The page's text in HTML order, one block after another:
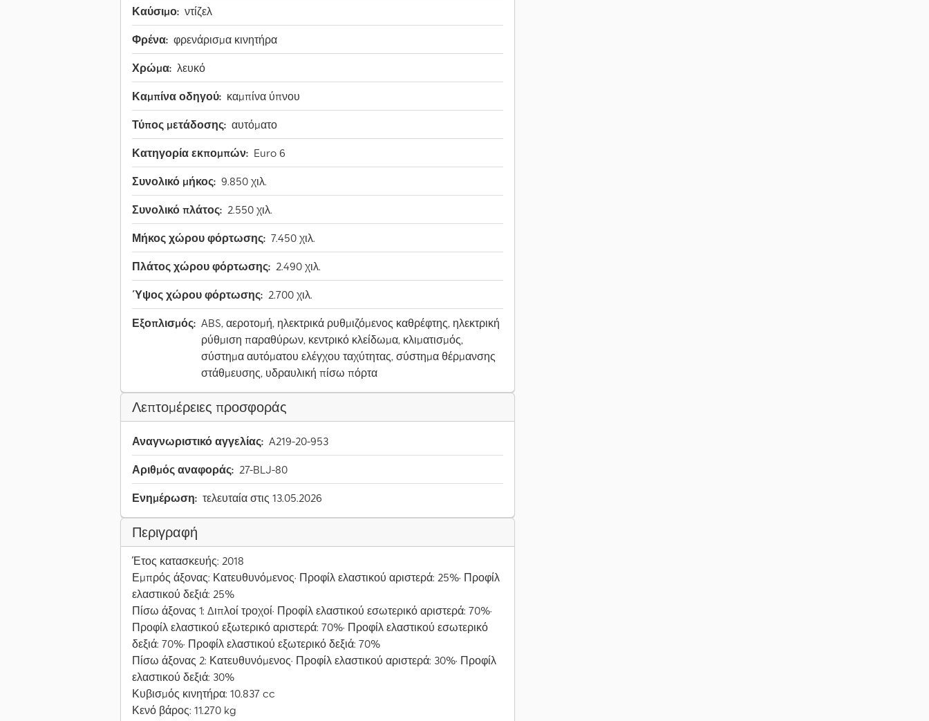
Καύσιμο: ντίζελ
Φρένα: φρενάρισμα κινητήρα
Χρώμα: λευκό
Καμπίνα οδηγού: καμπίνα ύπνου
Τύπος μετάδοσης: αυτόματο
Κατηγορία εκπομπών: Euro 6
Συνολικό μήκος: 9.850 χιλ.
Συνολικό πλάτος: 2.550 χιλ.
Μήκος χώρου φόρτωσης: 7.450 χιλ.
Πλάτος χώρου φόρτωσης: 2.490 χιλ.
Ύψος χώρου φόρτωσης: 2.700 χιλ.
Εξοπλισμός: ABS, αεροτομή, ηλεκτρικά ρυθμιζόμενος καθρέφτης, ηλεκτρική
ρύθμιση παραθύρων, κεντρικό κλείδωμα, κλιματισμός,
σύστημα αυτόματου ελέγχου ταχύτητας, σύστημα θέρμανσης
στάθμευσης, υδραυλική πίσω πόρτα
Λεπτομέρειες προσφοράς
Αναγνωριστικό αγγελίας: A219-20-953
Αριθμός αναφοράς: 27-BLJ-80
Ενημέρωση: τελευταία στις 13.05.2026
Περιγραφή
Έτος κατασκευής: 2018
Εμπρός άξονας: Κατευθυνόμενος· Προφίλ ελαστικού αριστερά: 25%· Προφίλ
ελαστικού δεξιά: 25%
Πίσω άξονας 1: Διπλοί τροχοί· Προφίλ ελαστικού εσωτερικό αριστερά: 70%·
Προφίλ ελαστικού εξωτερικό αριστερά: 70%· Προφίλ ελαστικού εσωτερικό
δεξιά: 70%· Προφίλ ελαστικού εξωτερικό δεξιά: 70%
Πίσω άξονας 2: Κατευθυνόμενος· Προφίλ ελαστικού αριστερά: 30%· Προφίλ
ελαστικού δεξιά: 30%
Κυβισμός κινητήρα: 10.837 cc
Κενό βάρος: 11.270 kg